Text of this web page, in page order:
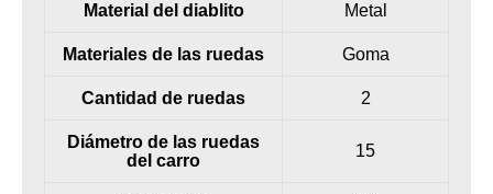
Material del diablito Metal
Materiales de las ruedas Goma
Cantidad de ruedas 2
Diámetro de las ruedas
del carro
15